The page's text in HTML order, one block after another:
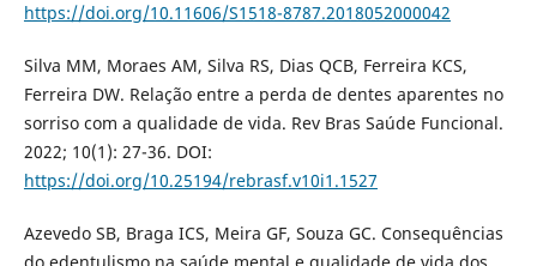
https://doi.org/10.11606/S1518-8787.2018052000042
Silva MM, Moraes AM, Silva RS, Dias QCB, Ferreira KCS,
Ferreira DW. Relação entre a perda de dentes aparentes no
sorriso com a qualidade de vida. Rev Bras Saúde Funcional.
2022; 10(1): 27-36. DOI:
https://doi.org/10.25194/rebrasf.v10i1.1527
Azevedo SB, Braga ICS, Meira GF, Souza GC. Consequências